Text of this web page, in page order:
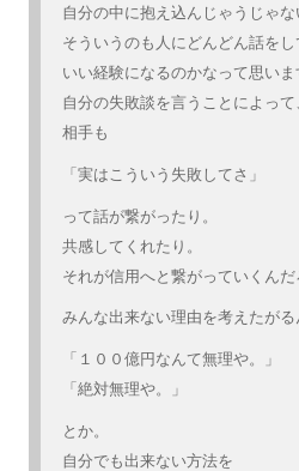
自分の中に抱え込んじゃうじゃな
そういうのも人にどんどん話をし
いい経験になるのかなって思いま
自分の失敗談を言うことによって、
相手も
「実はこういう失敗してさ」
って話が繋がったり。
共感してくれたり。
それが信用へと繋がっていくんだ
みんな出来ない理由を考えたがる
「１００億円なんて無理や。」
「絶対無理や。」
とか。
自分でも出来ない方法を